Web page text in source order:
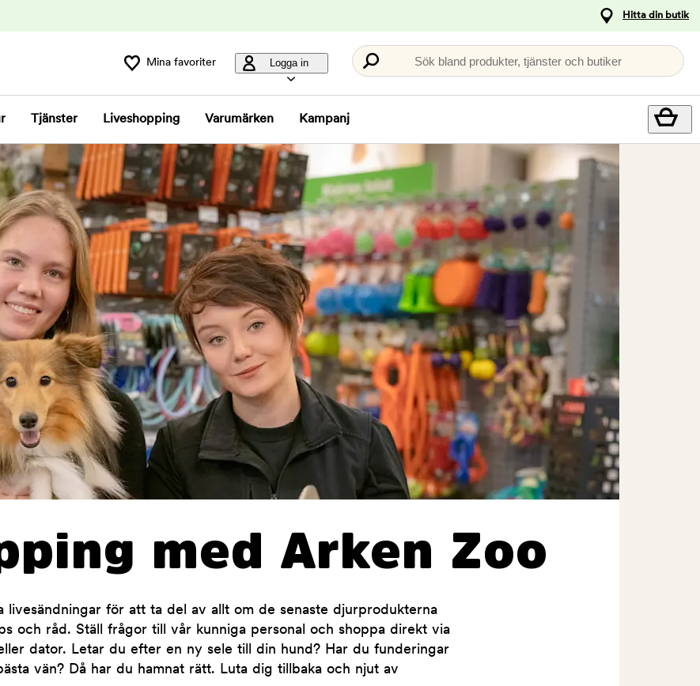
Hitta din butik
Mina favoriter Logga in Sök bland produkter, tjänster och butiker
Tjänster Liveshopping Varumärken Kampanj
med Arken Zoo
livesändningar för att ta del av allt om de senaste djurprodukterna
och råd. Ställ frågor till vår kunniga personal och shoppa direkt via
dator. Letar du efter en ny sele till din hund? Har du funderingar
vän? Då har du hamnat rätt. Luta dig tillbaka och njut av